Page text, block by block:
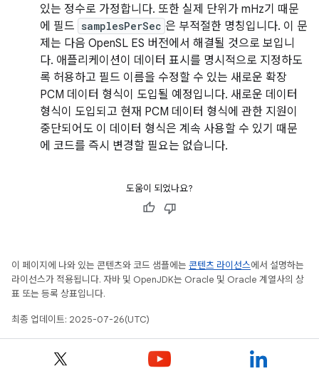
있는 정수로 가정합니다. 또한 실제 단위가 mHz기 때문
에 필드 samplesPerSec 은 부적절한 명칭입니다. 이 문
제는 다음 OpenSL ES 버전에서 해결될 것으로 보입니
다. 애플리케이션이 데이터 표시를 명시적으로 지정하도
록 허용하고 필드 이름을 수정할 수 있는 새로운 확장
PCM 데이터 형식이 도입될 예정입니다. 새로운 데이터
형식이 도입되고 현재 PCM 데이터 형식에 관한 지원이
중단되어도 이 데이터 형식은 계속 사용할 수 있기 때문
에 코드를 즉시 변경할 필요는 없습니다.
도움이 되었나요?
이 페이지에 나와 있는 콘텐츠와 코드 샘플에는 콘텐츠 라이선스에서 설명하는
라이선스가 적용됩니다. 자바 및 OpenJDK는 Oracle 및 Oracle 계열사의 상
표 또는 등록 상표입니다.
최종 업데이트: 2025-07-26(UTC)